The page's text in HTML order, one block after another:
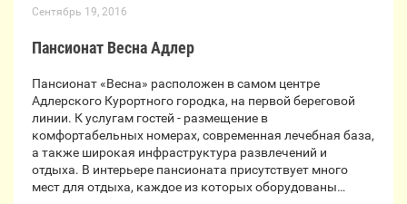
Сентябрь 19, 2016
Пансионат Весна Адлер
Пансионат «Весна» расположен в самом центре
Адлерского Курортного городка, на первой береговой
линии. К услугам гостей - размещение в
комфортабельных номерах, современная лечебная база,
а также широкая инфраструктура развлечений и
отдыха. В интерьере пансионата присутствует много
мест для отдыха, каждое из которых оборудованы…